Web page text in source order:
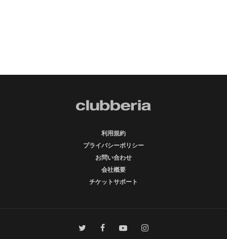
利用規約
プライバシーポリシー
お問い合わせ
会社概要
チケットサポート